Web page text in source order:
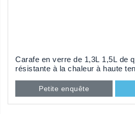
Carafe en verre de 1,3L 1,5L de
résistante à la chaleur à haute
d’emballagePetite enquête